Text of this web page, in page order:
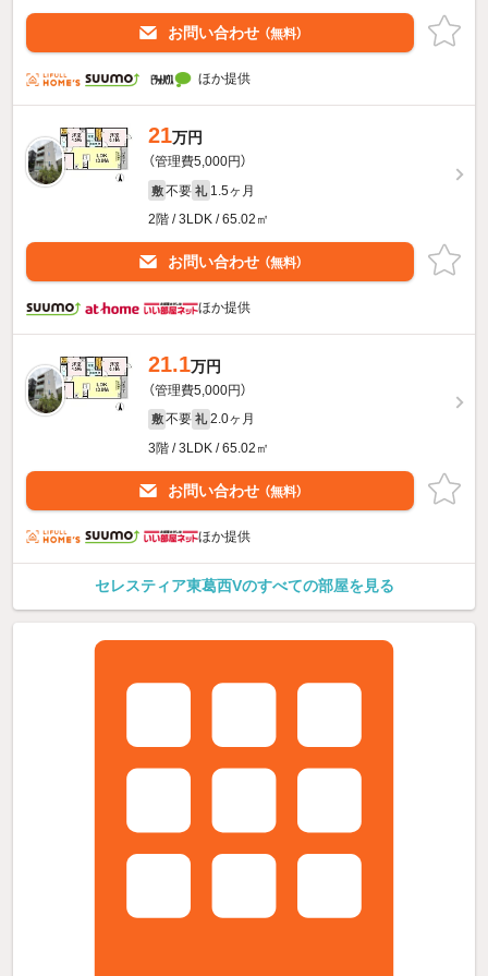
お問い合わせ （無料）
ほか提供
21万円
（管理費5,000円）
敷 不要 礼 1.5ヶ月
2階 / 3LDK / 65.02㎡
お問い合わせ （無料）
ほか提供
21.1万円
（管理費5,000円）
敷 不要 礼 2.0ヶ月
3階 / 3LDK / 65.02㎡
お問い合わせ （無料）
ほか提供
セレスティア東葛西Vのすべての部屋を見る